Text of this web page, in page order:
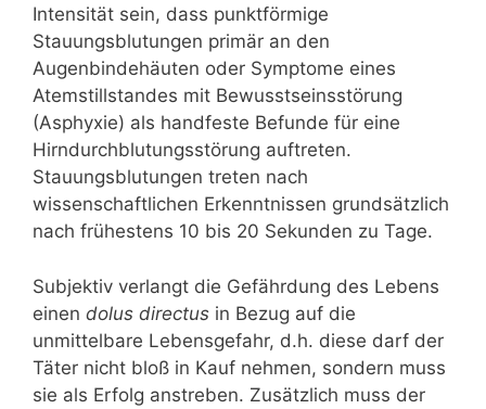
Intensität sein, dass punktförmige
Stauungsblutungen primär an den
Augenbindehäuten oder Symptome eines
Atemstillstandes mit Bewusstseinsstörung
(Asphyxie) als handfeste Befunde für eine
Hirndurchblutungsstörung auftreten.
Stauungsblutungen treten nach
wissenschaftlichen Erkenntnissen grundsätzlich
nach frühestens 10 bis 20 Sekunden zu Tage.
Subjektiv verlangt die Gefährdung des Lebens
einen dolus directus in Bezug auf die
unmittelbare Lebensgefahr, d.h. diese darf der
Täter nicht bloß in Kauf nehmen, sondern muss
sie als Erfolg anstreben. Zusätzlich muss der